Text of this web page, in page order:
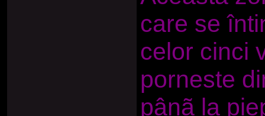
care se
celor cinci
porneste
pânã la